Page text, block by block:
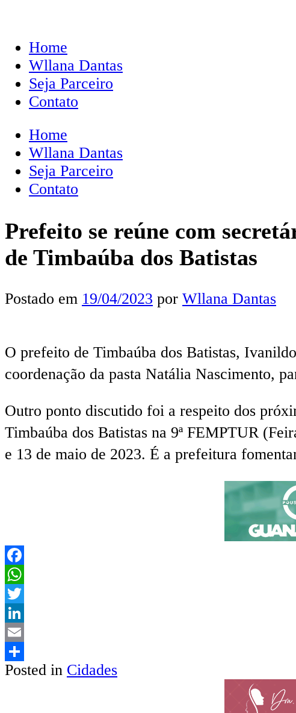
Home
Wllana Dantas
Seja Parceiro
Contato
Home
Wllana Dantas
Seja Parceiro
Contato
Prefeito se reúne com
de Timbaúba dos Batistas
Postado em 19/04/2023 por Wllana Dantas
O prefeito de Timbaúba dos Batistas,
coordenação da pasta Natália Nascimento,
Outro ponto discutido foi a respeito dos
Timbaúba dos Batistas na 9ª FEMPTUR
e 13 de maio de 2023. É a prefeitura
Facebook
WhatsApp
Twitter
LinkedIn
Email
Share
Posted in Cidades